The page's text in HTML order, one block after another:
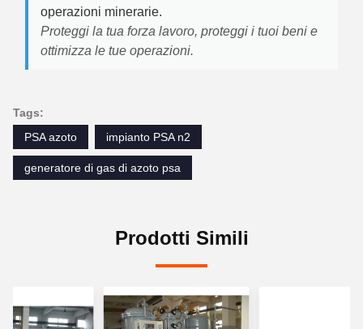
operazioni minerarie.
Proteggi la tua forza lavoro, proteggi i tuoi beni e
ottimizza le tue operazioni.
Tags:
PSA azoto
impianto PSA n2
generatore di gas di azoto psa
Prodotti Simili